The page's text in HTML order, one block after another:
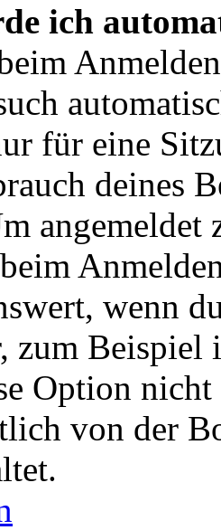
ich
für eine
deines
angemeldet
wenn
zum Beispiel
Option
von der